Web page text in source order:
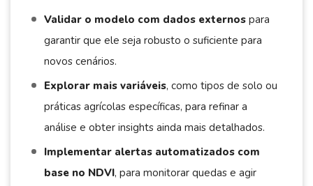
Validar o modelo com dados externos para
garantir que ele seja robusto o suficiente para
novos cenários.
Explorar mais variáveis, como tipos de solo ou
práticas agrícolas específicas, para refinar a
análise e obter insights ainda mais detalhados.
Implementar alertas automatizados com
base no NDVI, para monitorar quedas e agir